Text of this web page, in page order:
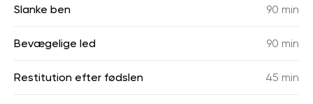
Slanke ben 90 min
Bevægelige led 90 min
Restitution efter fødslen 45 min